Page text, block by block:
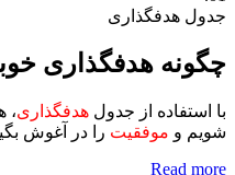
جدول هدفگذاری
چگونه هدفگذاری
با استفاده از جدول هدفگذاری،
شویم و موفقیت را در آغوش
Read more